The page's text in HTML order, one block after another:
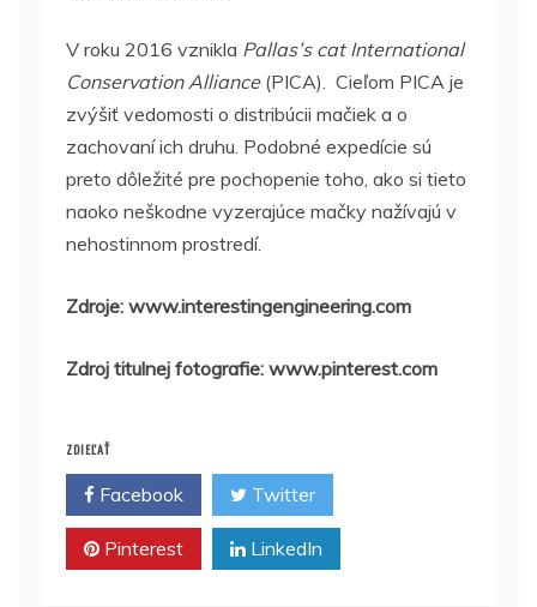
V roku 2016 vznikla Pallas’s cat International
Conservation Alliance (PICA). Cieľom PICA je
zvýšiť vedomosti o distribúcii mačiek a o
zachovaní ich druhu. Podobné expedície sú
preto dôležité pre pochopenie toho, ako si tieto
naoko neškodne vyzerajúce mačky nažívajú v
nehostinnom prostredí.
Zdroje: www.interestingengineering.com
Zdroj titulnej fotografie: www.pinterest.com
ZDIEĽAŤ
Facebook Twitter
Pinterest LinkedIn